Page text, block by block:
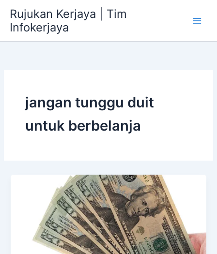
content
Rujukan Kerjaya | Tim
Infokerjaya
jangan tunggu duit
untuk berbelanja